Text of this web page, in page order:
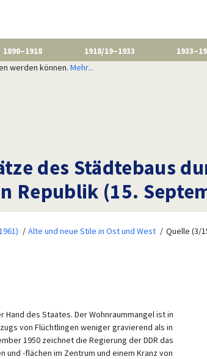
1890–1918 1918/19–1933
werden können. Mehr...
des Städtebaus
Republik (15.
Alte und neue Stile in Ost und West Quelle (3/
des Staates. Der Wohnraummangel ist in
von Flüchtlingen weniger gravierend als in
1950 zeichnet die Regierung der DDR das
-flächen im Zentrum und einem Kranz von